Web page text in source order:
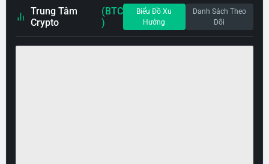
Trung Tâm
Crypto
(BTC
)
Biểu Đồ Xu
Hướng
Danh Sách Theo
Dõi